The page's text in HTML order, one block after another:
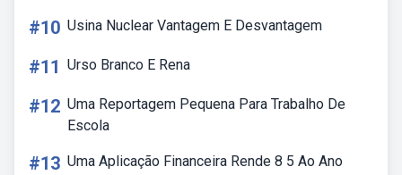
#10 Usina Nuclear Vantagem E Desvantagem
#11 Urso Branco E Rena
#12 Uma Reportagem Pequena Para Trabalho De
Escola
#13 Uma Aplicação Financeira Rende 8 5 Ao Ano